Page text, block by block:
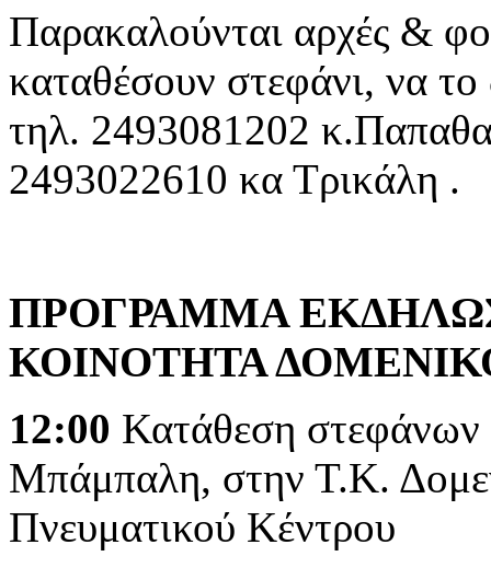
Παρακαλούνται αρχές &
καταθέσουν στεφάνι, να
τηλ. 2493081202
2493022610 κα Τρικάλη .
ΠΡΟΓΡΑΜΜΑ
ΚΟΙΝΟΤΗΤΑ
12:00 Κατάθεση
Μπάμπαλη, στην Τ.Κ.
Πνευματικού Κέντρου